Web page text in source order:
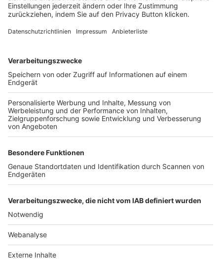
FOLGE DEM BFV
TOP-VEREINE
TOP-PARTNER
Nutzungsbedingungen Datenschutz Impressum